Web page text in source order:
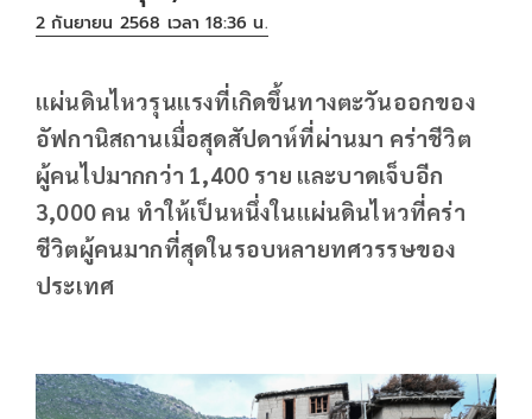
2 กันยายน 2568 เวลา 18:36 น.
แผ่นดินไหวรุนแรงที่เกิดขึ้นทางตะวันออกของ
อัฟกานิสถานเมื่อสุดสัปดาห์ที่ผ่านมา คร่าชีวิต
ผู้คนไปมากกว่า 1,400 ราย และบาดเจ็บอีก
3,000 คน ทำให้เป็นหนึ่งในแผ่นดินไหวที่คร่า
ชีวิตผู้คนมากที่สุดในรอบหลายทศวรรษของ
ประเทศ